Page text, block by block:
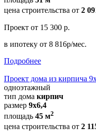
цена строительства от 2
Проект от 15 300 р.
в ипотеку от 8 816р/мес.
Подробнее
Проект дома из кирпича
одноэтажный
тип дома кирпич
размер 9х6,4
площадь 45 м2
цена строительства от 2